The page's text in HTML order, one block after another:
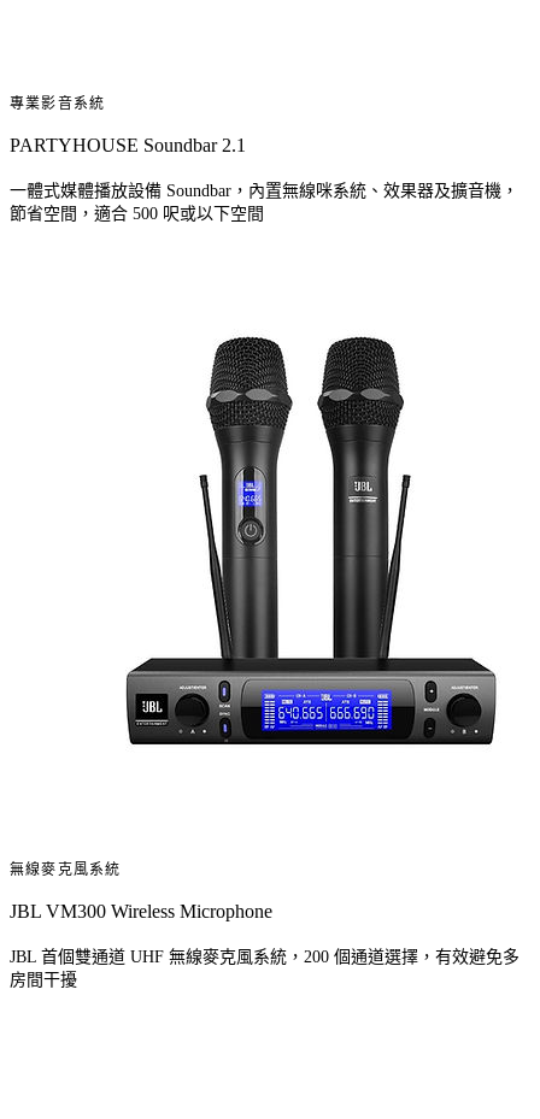
專業影音系統
PARTYHOUSE Soundbar 2.1
一體式媒體播放設備 Soundbar，內置無線咪系統、效果器及擴音機，
節省空間，適合 500 呎或以下空間
無線麥克風系統
JBL VM300 Wireless Microphone
JBL 首個雙通道 UHF 無線麥克風系統，200 個通道選擇，有效避免多
房間干擾